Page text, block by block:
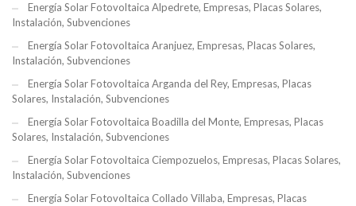
Energía Solar Fotovoltaica Alpedrete, Empresas, Placas Solares,
Instalación, Subvenciones
Energía Solar Fotovoltaica Aranjuez, Empresas, Placas Solares,
Instalación, Subvenciones
Energía Solar Fotovoltaica Arganda del Rey, Empresas, Placas
Solares, Instalación, Subvenciones
Energía Solar Fotovoltaica Boadilla del Monte, Empresas, Placas
Solares, Instalación, Subvenciones
Energía Solar Fotovoltaica Ciempozuelos, Empresas, Placas Solares,
Instalación, Subvenciones
Energía Solar Fotovoltaica Collado Villaba, Empresas, Placas